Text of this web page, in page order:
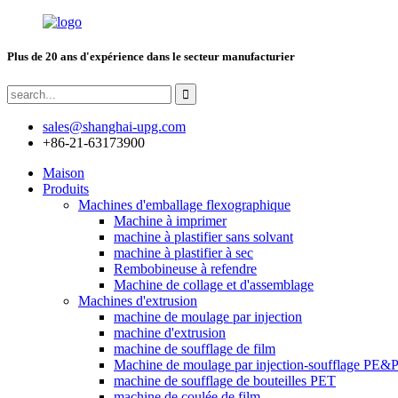
Plus de 20 ans d'expérience dans le secteur manufacturier
sales@shanghai-upg.com
+86-21-63173900
Maison
Produits
Machines d'emballage flexographique
Machine à imprimer
machine à plastifier sans solvant
machine à plastifier à sec
Rembobineuse à refendre
Machine de collage et d'assemblage
Machines d'extrusion
machine de moulage par injection
machine d'extrusion
machine de soufflage de film
Machine de moulage par injection-soufflage
machine de soufflage de bouteilles PET